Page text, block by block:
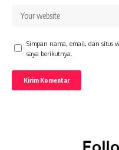
Simpan nama, email, dan situs
saya berikutnya.